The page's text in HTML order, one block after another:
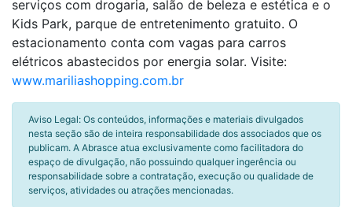
serviços com drogaria, salão de beleza e estética e o
Kids Park, parque de entretenimento gratuito. O
estacionamento conta com vagas para carros
elétricos abastecidos por energia solar. Visite:
www.mariliashopping.com.br
Aviso Legal: Os conteúdos, informações e materiais divulgados
nesta seção são de inteira responsabilidade dos associados que os
publicam. A Abrasce atua exclusivamente como facilitadora do
espaço de divulgação, não possuindo qualquer ingerência ou
responsabilidade sobre a contratação, execução ou qualidade de
serviços, atividades ou atrações mencionadas.